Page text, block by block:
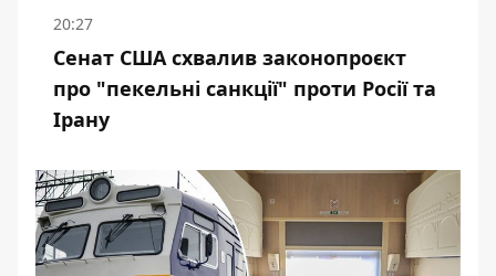
20:27
Сенат США схвалив законопроєкт
про "пекельні санкції" проти Росії та
Ірану